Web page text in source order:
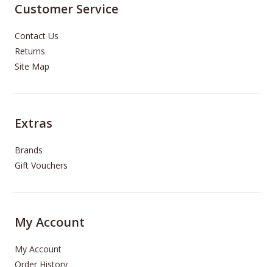
Customer Service
Contact Us
Returns
Site Map
Extras
Brands
Gift Vouchers
My Account
My Account
Order History